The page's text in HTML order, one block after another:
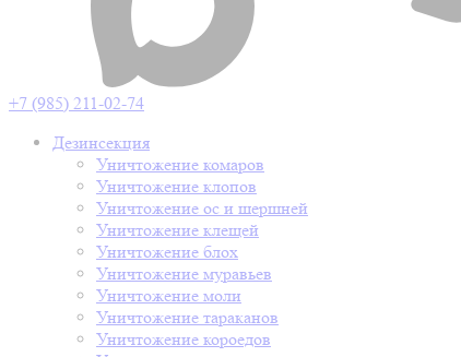
+7 (985) 211-02-74
Дезинсекция
Уничтожение комаров
Уничтожение клопов
Уничтожение ос и шершней
Уничтожение клещей
Уничтожение блох
Уничтожение муравьев
Уничтожение моли
Уничтожение тараканов
Уничтожение короедов